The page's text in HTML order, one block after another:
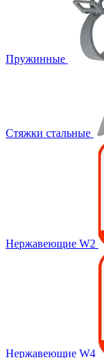
Пружинные
Стяжки стальные
Нержавеющие W2
Нержавеющие W4